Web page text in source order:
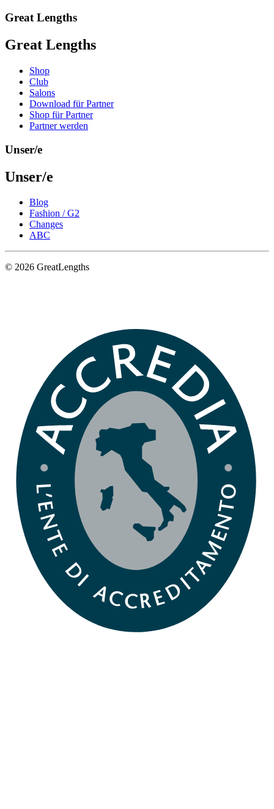
Great Lengths
Great Lengths
Shop
Club
Salons
Download für Partner
Shop für Partner
Partner werden
Unser/e
Unser/e
Blog
Fashion / G2
Changes
ABC
© 2026 GreatLengths